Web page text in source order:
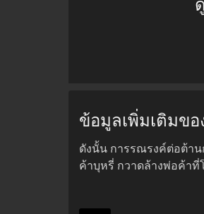
ข้อมูลเพิ่มเติมขอ
ดังนั้น การรณรงค์ต่อต้า
ค้าบุหรี่ กวาดล้างพ่อค้าที่